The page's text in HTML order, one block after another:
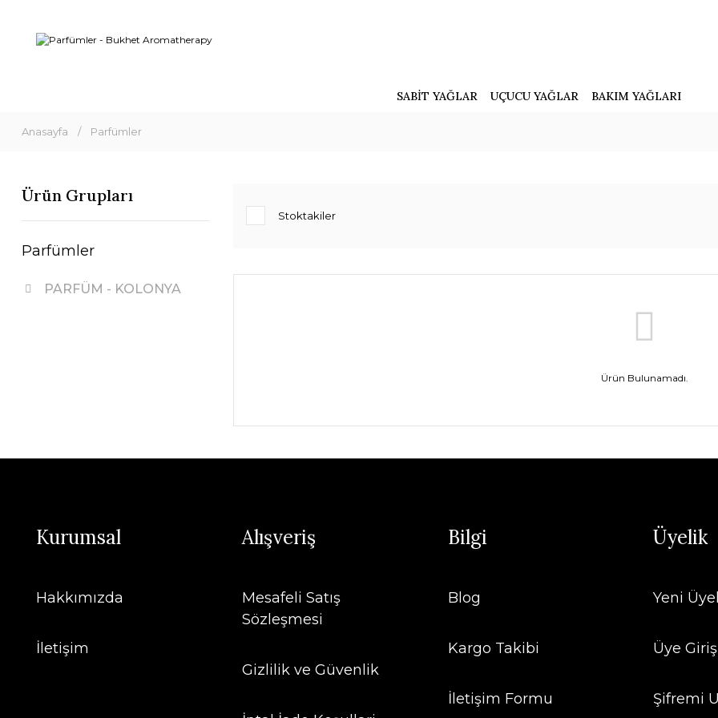
SABİT YAĞLAR UÇUCU YAĞLAR BAKIM YAĞLARI
Anasayfa Parfümler
Ürün Grupları
Parfümler
PARFÜM - KOLONYA
Stoktakiler
Ürün Bulunamadı.
Kurumsal
Hakkımızda
İletişim
Alışveriş
Mesafeli Satış
Sözleşmesi
Gizlilik ve Güvenlik
Bilgi
Blog
Kargo Takibi
İletişim Formu
Üyelik
Yeni
Üye
Şifremi